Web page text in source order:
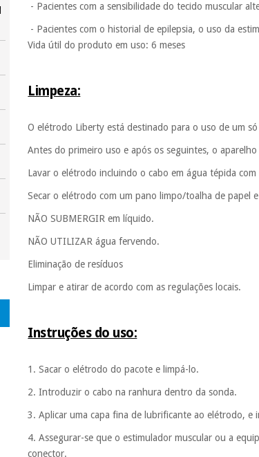
- Pacientes com a sensibilidade do tecido muscular
- Pacientes com o historial de epilepsia, o uso da
Vida útil do produto em uso: 6 meses
Limpeza:
O elétrodo Liberty está destinado para o uso de um
Antes do primeiro uso e após os seguintes, o
Lavar o elétrodo incluindo o cabo em água tépida
Secar o elétrodo com um pano limpo/toalha de papel
NÃO SUBMERGIR em líquido.
NÃO UTILIZAR água fervendo.
Eliminação de resíduos
Limpar e atirar de acordo com as regulações locais.
Instruções do uso:
1. Sacar o elétrodo do pacote e limpá-lo.
2. Introduzir o cabo na ranhura dentro da sonda.
3. Aplicar uma capa fina de lubrificante ao elétrodo,
4. Assegurar-se que o estimulador muscular ou a
conector.